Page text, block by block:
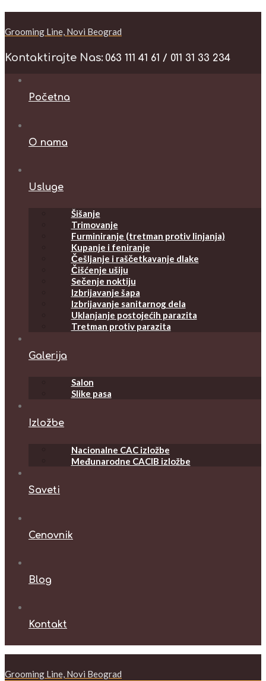
Grooming Line, Novi Beograd
Kontaktirajte Nas: 063 111 41 61 / 011 31 33 234
Početna
O nama
Usluge
Šišanje
Trimovanje
Furminiranje (tretman protiv linjanja)
Kupanje i feniranje
Češljanje i raščetkavanje dlake
Čišćenje ušiju
Sečenje noktiju
Izbrijavanje šapa
Izbrijavanje sanitarnog dela
Uklanjanje postojećih parazita
Tretman protiv parazita
Galerija
Salon
Slike pasa
Izložbe
Nacionalne CAC izložbe
Međunarodne CACIB izložbe
Saveti
Cenovnik
Blog
Kontakt
Grooming Line, Novi Beograd